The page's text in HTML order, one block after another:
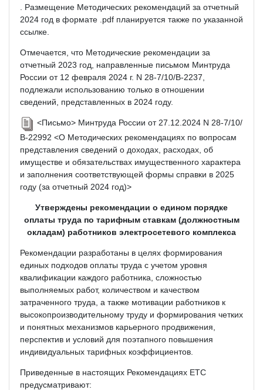
. Размещение Методических рекомендаций за отчетный
2024 год в формате .pdf планируется также по указанной
ссылке.
Отмечается, что Методические рекомендации за
отчетный 2023 год, направленные письмом Минтруда
России от 12 февраля 2024 г. N 28-7/10/В-2237,
подлежали использованию только в отношении
сведений, представленных в 2024 году.
<Письмо> Минтруда России от 27.12.2024 N 28-7/10/
В-22992 <О Методических рекомендациях по вопросам
представления сведений о доходах, расходах, об
имуществе и обязательствах имущественного характера
и заполнения соответствующей формы справки в 2025
году (за отчетный 2024 год)>
Утверждены рекомендации о едином порядке
оплаты труда по тарифным ставкам (должностным
окладам) работников электросетевого комплекса
Рекомендации разработаны в целях формирования
единых подходов оплаты труда с учетом уровня
квалификации каждого работника, сложностью
выполняемых работ, количеством и качеством
затраченного труда, а также мотивации работников к
высокопроизводительному труду и формирования четких
и понятных механизмов карьерного продвижения,
перспектив и условий для поэтапного повышения
индивидуальных тарифных коэффициентов.
Приведенные в настоящих Рекомендациях ЕТС
предусматривают: